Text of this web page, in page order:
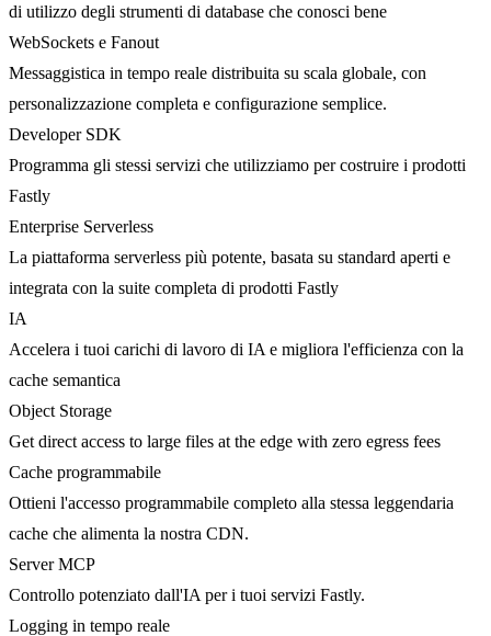
di utilizzo degli strumenti di database che conosci bene
WebSockets e Fanout
Messaggistica in tempo reale distribuita su scala globale, con
personalizzazione completa e configurazione semplice.
Developer SDK
Programma gli stessi servizi che utilizziamo per costruire i prodotti
Fastly
Enterprise Serverless
La piattaforma serverless più potente, basata su standard aperti e
integrata con la suite completa di prodotti Fastly
IA
Accelera i tuoi carichi di lavoro di IA e migliora l'efficienza con la
cache semantica
Object Storage
Get direct access to large files at the edge with zero egress fees
Cache programmabile
Ottieni l'accesso programmabile completo alla stessa leggendaria
cache che alimenta la nostra CDN.
Server MCP
Controllo potenziato dall'IA per i tuoi servizi Fastly.
Logging in tempo reale